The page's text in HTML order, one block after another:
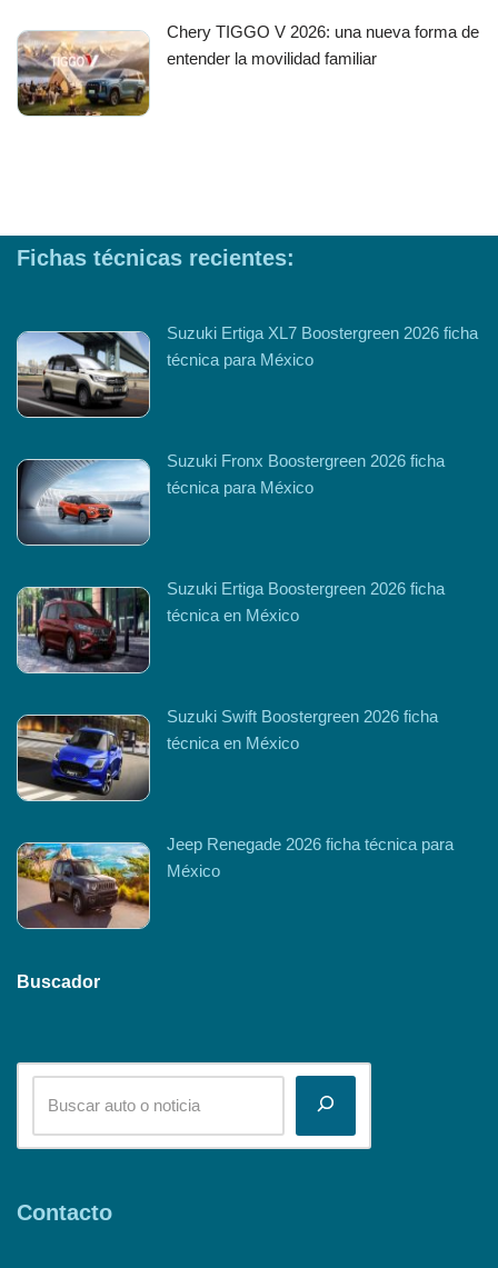
Chery TIGGO V 2026: una nueva forma de
entender la movilidad familiar
Fichas técnicas recientes:
Suzuki Ertiga XL7 Boostergreen 2026 ficha
técnica para México
Suzuki Fronx Boostergreen 2026 ficha
técnica para México
Suzuki Ertiga Boostergreen 2026 ficha
técnica en México
Suzuki Swift Boostergreen 2026 ficha
técnica en México
Jeep Renegade 2026 ficha técnica para
México
Buscador
Contacto